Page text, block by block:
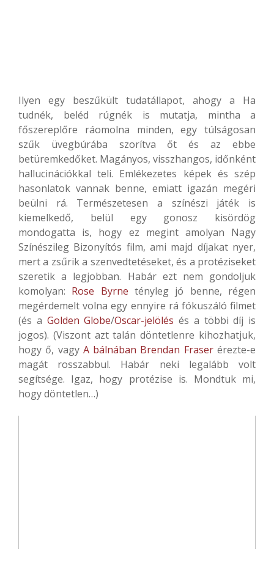
Ilyen egy beszűkült tudatállapot, ahogy a Ha
tudnék, beléd rúgnék is mutatja, mintha a
főszereplőre ráomolna minden, egy túlságosan
szűk üvegbúrába szorítva őt és az ebbe
betüremkedőket. Magányos, visszhangos, időnként
hallucinációkkal teli. Emlékezetes képek és szép
hasonlatok vannak benne, emiatt igazán megéri
beülni rá. Természetesen a színészi játék is
kiemelkedő, belül egy gonosz kisördög
mondogatta is, hogy ez megint amolyan Nagy
Színészileg Bizonyítós film, ami majd díjakat nyer,
mert a zsűrik a szenvedtetéseket, és a protéziseket
szeretik a legjobban. Habár ezt nem gondoljuk
komolyan: Rose Byrne tényleg jó benne, régen
megérdemelt volna egy ennyire rá fókuszáló filmet
(és a Golden Globe/Oscar-jelölés és a többi díj is
jogos). (Viszont azt talán döntetlenre kihozhatjuk,
hogy ő, vagy A bálnában Brendan Fraserérezte-e
magát rosszabbul. Habár neki legalább volt
segítsége. Igaz, hogy protézise is. Mondtuk mi,
hogy döntetlen…)